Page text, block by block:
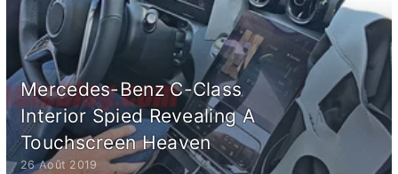
Mercedes-Benz C-Class
Interior Spied Revealing A
Touchscreen Heaven
26 Août 2019